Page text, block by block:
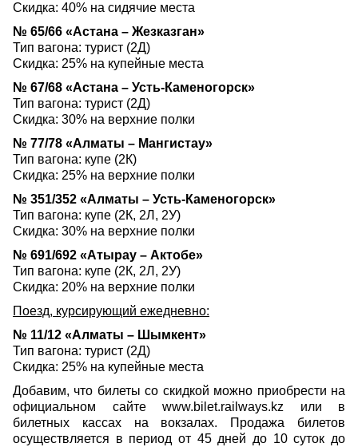
Скидка: 40% на сидячие места
№ 65/66 «Астана – Жезказган»
Тип вагона: турист (2Д)
Скидка: 25% на купейные места
№ 67/68 «Астана – Усть-Каменогорск»
Тип вагона: турист (2Д)
Скидка: 30% на верхние полки
№ 77/78 «Алматы – Мангистау»
Тип вагона: купе (2К)
Скидка: 25% на верхние полки
№ 351/352 «Алматы – Усть-Каменогорск»
Тип вагона: купе (2К, 2Л, 2У)
Скидка: 30% на верхние полки
№ 691/692 «Атырау – Актобе»
Тип вагона: купе (2К, 2Л, 2У)
Скидка: 20% на верхние полки
Поезд, курсирующий ежедневно:
№ 11/12 «Алматы – Шымкент»
Тип вагона: турист (2Д)
Скидка: 25% на купейные места
Добавим, что билеты со скидкой можно приобрести на
официальном сайте www.bilet.railways.kz или в
билетных кассах на вокзалах. Продажа билетов
осуществляется в период от 45 дней до 10 суток до